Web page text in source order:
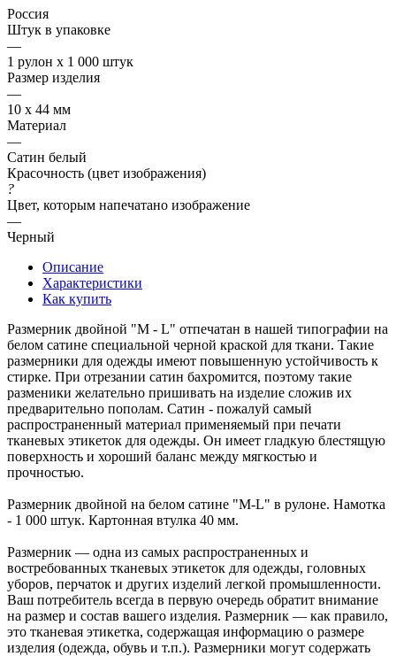
Россия
Штук в упаковке
—
1 рулон х 1 000 штук
Размер изделия
—
10 х 44 мм
Материал
—
Сатин белый
Красочность (цвет изображения)
?
Цвет, которым напечатано изображение
—
Черный
Описание
Характеристики
Как купить
Размерник двойной "M - L" отпечатан в нашей типографии на
белом сатине специальной черной краской для ткани. Такие
размерники для одежды имеют повышенную устойчивость к
стирке. При отрезании сатин бахромится, поэтому такие
разменики желательно пришивать на изделие сложив их
предварительно пополам. Сатин - пожалуй самый
распространенный материал применяемый при печати
тканевых этикеток для одежды. Он имеет гладкую блестящую
поверхность и хороший баланс между мягкостью и
прочностью.
Размерник двойной на белом сатине "M-L" в рулоне. Намотка
- 1 000 штук. Картонная втулка 40 мм.
Размерник — одна из самых распространенных и
востребованных тканевых этикеток для одежды, головных
уборов, перчаток и других изделий легкой промышленности.
Ваш потребитель всегда в первую очередь обратит внимание
на размер и состав вашего изделия. Размерник — как правило,
это тканевая этикетка, содержащая информацию о размере
изделия (одежда, обувь и т.п.). Размерники могут содержать